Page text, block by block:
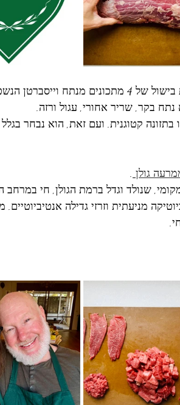
, קיימנו סדנת בישול של 4 מתכונים מנתח
נתח בקר, שריר אחורי, עגול ורזה.
קטוגנית. ועם זאת, הוא נבחר
גולן .
שנולד וגדל ברמת הגולן, חי במרחב
מניעתית וזרזי גדילה